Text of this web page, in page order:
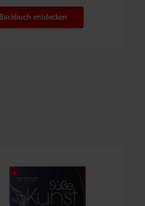
Backbuch entdecken